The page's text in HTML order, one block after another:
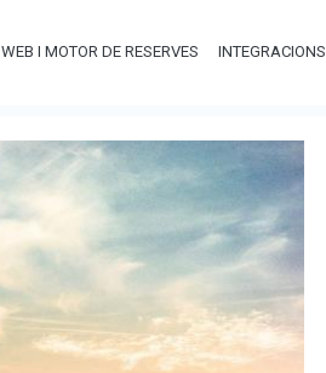
WEB I MOTOR DE RESERVES INTEGRACIONS